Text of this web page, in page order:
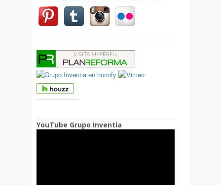
YouTube Grupo Inventia